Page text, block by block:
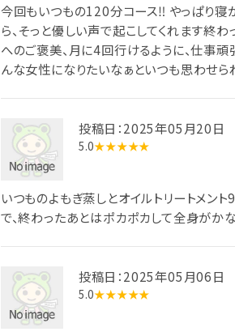
今回もいつもの120分コース‼︎ やっぱり
ら、そっと優しい声で起こしてくれます終
へのご褒美、月に4回行けるように、仕事
んな女性になりたいなぁといつも思わせら
投稿日：2025年05月20日
5.0★★★★★
いつものよもぎ蒸しとオイルトリートメン
で、終わったあとはポカポカして全身がか
投稿日：2025年05月06日
5.0★★★★★